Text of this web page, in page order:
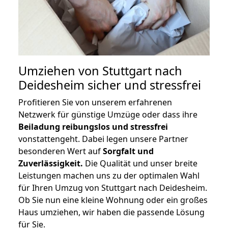
Umziehen von Stuttgart nach
Deidesheim sicher und stressfrei
Profitieren Sie von unserem erfahrenen
Netzwerk für günstige Umzüge oder dass ihre
Beiladung reibungslos und stressfrei
vonstattengeht. Dabei legen unsere Partner
besonderen Wert aufSorgfalt und
Zuverlässigkeit. Die Qualität und unser breite
Leistungen machen uns zu der optimalen Wahl
für Ihren Umzug von Stuttgart nach Deidesheim.
Ob Sie nun eine kleine Wohnung oder ein großes
Haus umziehen, wir haben die passende Lösung
für Sie.